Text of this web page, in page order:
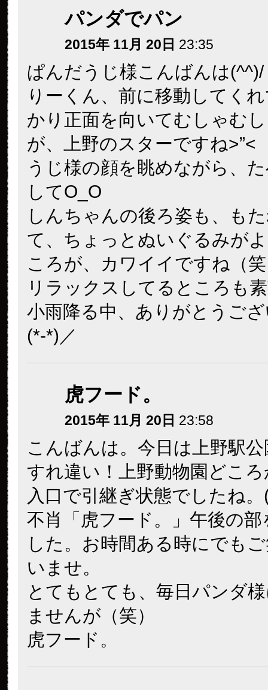
パンダでパン
2015年 11月 20日 23:35
ぱんだうじ様こんばんは(^^)/
りーくん、前に移動してく
かり正面を向いてむしゃむ
が、上野のスターですね>”<
うじ様の顔を眺めながら、
してO_O
しんちゃんの後ろ姿も、も
て、ちょっとぬいぐるみが
ころが、カワイイですね（
リラックスしてるところも
小雨降る中、ありがとうご
(*-*)／
虎フード。
2015年 11月 20日 23:58
こんばんは。今日は上野駅
すれ違い！上野動物園どこ
入口で引継ぎ状態でしたね。
不肖「虎フード。」午後の
した。お時間ある時にでも
いませ。
とてもとても、毎日パンダ
ませんが（笑）
虎フード。